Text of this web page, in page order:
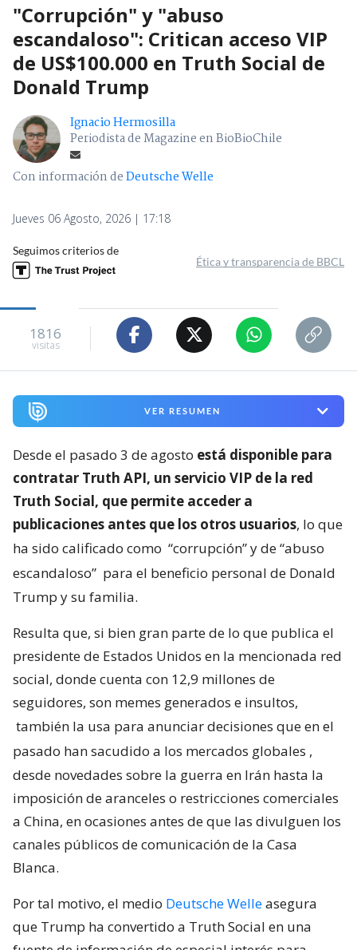
"Corrupción" y "abuso
escandaloso": Critican acceso VIP
de US$100.000 en Truth Social de
Donald Trump
Ignacio Hermosilla
Periodista de Magazine en BioBioChile
Con información deDeutsche Welle
Jueves 06 Agosto, 2026 | 17:18
Seguimos criterios de
Ética y transparencia de BBCL
1816
visitas
VER RESUMEN
Desde el pasado 3 de agosto está disponible para
contratar Truth API, un servicio VIP de la red
Truth Social, que permite acceder a
publicaciones antes que los otros usuarios, lo que
ha sido calificado como “corrupción” y de “abuso
escandaloso” para el beneficio personal de Donald
Trump y su familia.
Resulta que, si bien gran parte de lo que publica el
presidente de Estados Unidos en la mencionada red
social, donde cuenta con 12,9 millones de
seguidores, son memes generados e insultos,
también la usa para anunciar decisiones que en el
pasado han sacudido a los mercados globales ,
desde novedades sobre la guerra en Irán hasta la
imposición de aranceles o restricciones comerciales
a China, en ocasiones antes de que las divulguen los
canales públicos de comunicación de la Casa
Blanca.
Por tal motivo, el medio Deutsche Welleasegura
que Trump ha convertido a Truth Social en una